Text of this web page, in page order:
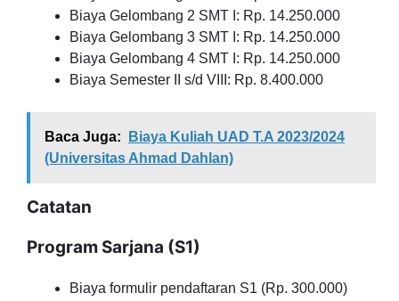
Biaya Gelombang 2 SMT I: Rp. 14.250.000
Biaya Gelombang 3 SMT I: Rp. 14.250.000
Biaya Gelombang 4 SMT I: Rp. 14.250.000
Biaya Semester II s/d VIII: Rp. 8.400.000
Baca Juga:
Biaya Kuliah UAD T.A 2023/2024
(Universitas Ahmad Dahlan)
Catatan
Program Sarjana (S1)
Biaya formulir pendaftaran S1 (Rp. 300.000)